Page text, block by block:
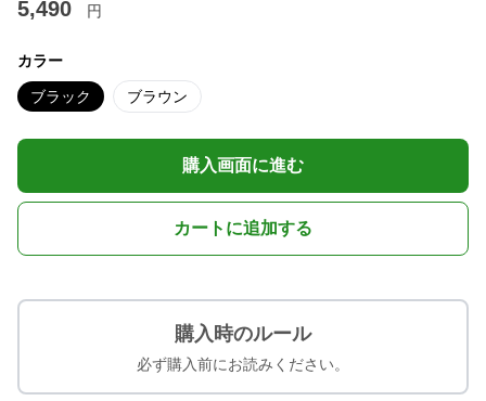
5,490 円
カラー
ブラック ブラウン
購入画面に進む
カートに追加する
購入時のルール
必ず購入前にお読みください。